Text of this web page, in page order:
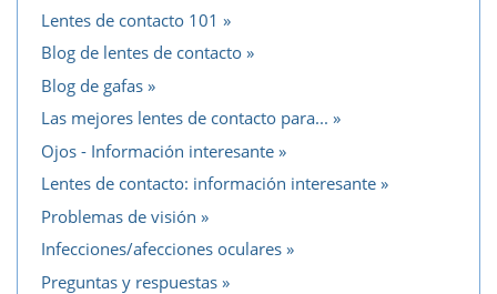
Lentes de contacto 101
Blog de lentes de contacto
Blog de gafas
Las mejores lentes de contacto para...
Ojos - Información interesante
Lentes de contacto: información interesante
Problemas de visión
Infecciones/afecciones oculares
Preguntas y respuestas